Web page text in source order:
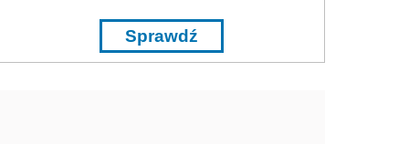
Sprawdź